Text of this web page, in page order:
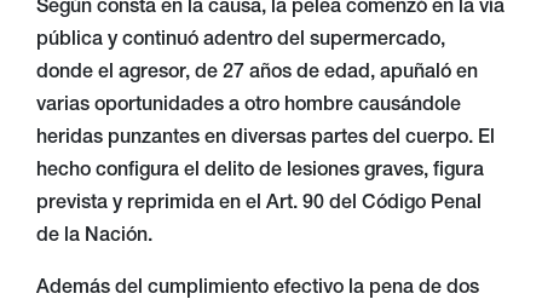
Según consta en la causa, la pelea comenzó en la vía
pública y continuó adentro del supermercado,
donde el agresor, de 27 años de edad, apuñaló en
varias oportunidades a otro hombre causándole
heridas punzantes en diversas partes del cuerpo. El
hecho configura el delito de lesiones graves, figura
prevista y reprimida en el Art. 90 del Código Penal
de la Nación.
Además del cumplimiento efectivo la pena de dos